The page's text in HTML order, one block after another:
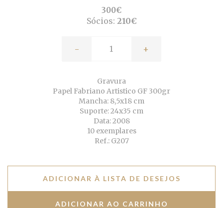
300€
Sócios: 210€
- +
Gravura
Papel Fabriano Artistico GF 300gr
Mancha: 8,5x18 cm
Suporte: 24x35 cm
Data: 2008
10 exemplares
Ref.: G207
ADICIONAR À LISTA DE DESEJOS